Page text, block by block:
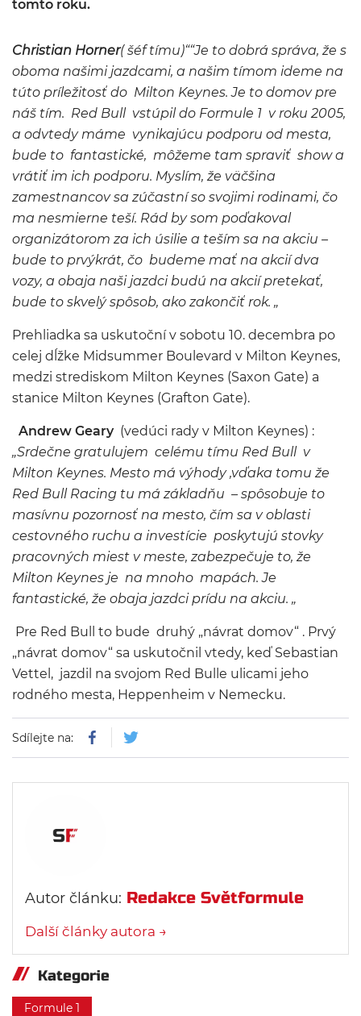
tomto roku.
Christian Horner( šéf tímu)““Je to dobrá správa, že s
oboma našimi jazdcami, a našim tímom ideme na
túto príležitosť do Milton Keynes.Je to domov pre
náš tím. Red Bull vstúpil do Formule 1 v roku 2005,
a odvtedy máme vynikajúcu podporu od mesta,
bude to fantastické, môžeme tam spraviť show a
vrátiť im ich podporu. Myslím, že väčšina
zamestnancov sa zúčastní so svojimi rodinami, čo
ma nesmierne teší. Rád by som poďakoval
organizátorom za ich úsilie a teším sa na akciu –
bude to prvýkrát, čo budeme mať na akcií dva
vozy, a obaja naši jazdci budú na akcií pretekať,
bude to skvelý spôsob, ako zakončiť rok. „
Prehliadka sa uskutoční v sobotu 10. decembra po
celej dĺžke Midsummer Boulevard v Milton Keynes,
medzi strediskom Milton Keynes (Saxon Gate) a
stanice Milton Keynes (Grafton Gate).
Andrew Geary (vedúci rady v Milton Keynes) :
„Srdečne gratulujem celému tímu Red Bull v
Milton Keynes. Mesto má výhody ,vďaka tomu že
Red Bull Racing tu má základňu – spôsobuje to
masívnu pozornosť na mesto, čím sa v oblasti
cestovného ruchu a investície poskytujú stovky
pracovných miest v meste, zabezpečuje to, že
Milton Keynes je na mnoho mapách.Je
fantastické, že obaja jazdci prídu na akciu. „
Pre Red Bull to bude druhý „návrat domov“ . Prvý
„návrat domov“ sa uskutočnil vtedy, keď Sebastian
Vettel, jazdil na svojom Red Bulle ulicami jeho
rodného mesta, Heppenheim v Nemecku.
Sdílejte na:
Autor článku: Redakce Světformule
Další články autora →
Kategorie
Formule 1